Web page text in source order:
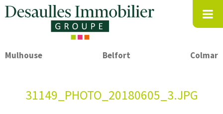
Mulhouse Belfort Colmar
31149_PHOTO_20180605_3.JPG